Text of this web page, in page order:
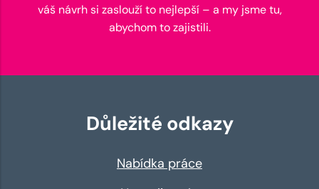
váš návrh si zaslouží to nejlepší – a my jsme tu,
abychom to zajistili.
Důležité odkazy
Nabídka práce